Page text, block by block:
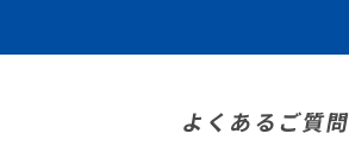
よくあるご質問